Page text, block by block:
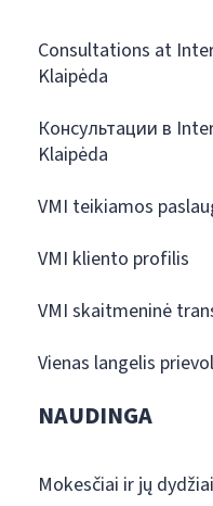
Consultations at
Klaipėda
Консультации в
Klaipėda
VMI teikiamos
VMI kliento profilis
VMI skaitmeninė
Vienas langelis
NAUDINGA
Mokesčiai ir jų dydžiai